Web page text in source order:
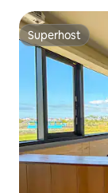
acampamento |
mensagem
Superhost
Superhost